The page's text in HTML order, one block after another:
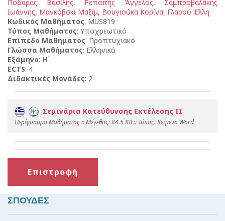
Ποδαράς Βασίλης, Ρεπαπής Άγγελος, Σαμπροβαλάκης
Ιωάννης, Μανκόβσκι Μαξίμ, Βουγιούκα Κορίνα, Γλαρού Έλλη
Κωδικός Μαθήματος: MUS819
Τύπος Μαθήματος: Υποχρεωτικό
Επίπεδο Μαθήματος: Προπτυχιακό
Γλώσσα Μαθήματος: Ελληνικά
Εξάμηνο: Η΄
ECTS: 4
Διδακτικές Μονάδες: 2
Σεμινάρια Κατεύθυνσης Εκτέλεσης ΙI
Περίγραμμα Μαθήματος :: Mέγεθος: 84.5 KB :: Τύπος: Kείμενο Word
Επιστροφή
ΣΠΟΥΔΕΣ